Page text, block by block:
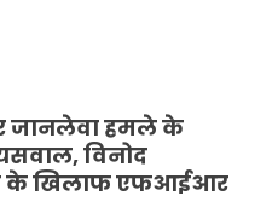
जानलेवा हमले के
विनोद
के खिलाफ एफआईआर